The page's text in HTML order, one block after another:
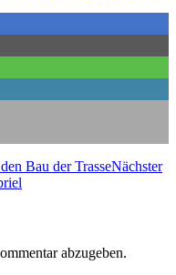
Bau der TrasseNächster
abzugeben.